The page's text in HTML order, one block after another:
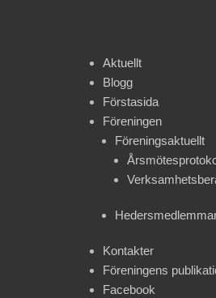
Aktuellt
Blogg
Förstasida
Föreningen
Föreningsaktuellt
Kontakter
Föreningens
Facebook